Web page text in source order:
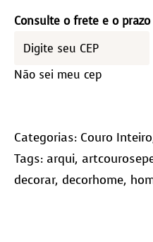
Comp/0,95M
quantidade
Consulte o frete e o
Não sei meu cep
Categorias: Couro Inteiro
Tags: arqui,
decorar, decorhome,